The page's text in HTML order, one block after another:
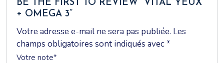
BE THE FIRST TO REVIEW “VITAL YEUX
+ OMEGA 3”
Votre adresse e-mail ne sera pas publiée. Les
champs obligatoires sont indiqués avec*
Votre note*